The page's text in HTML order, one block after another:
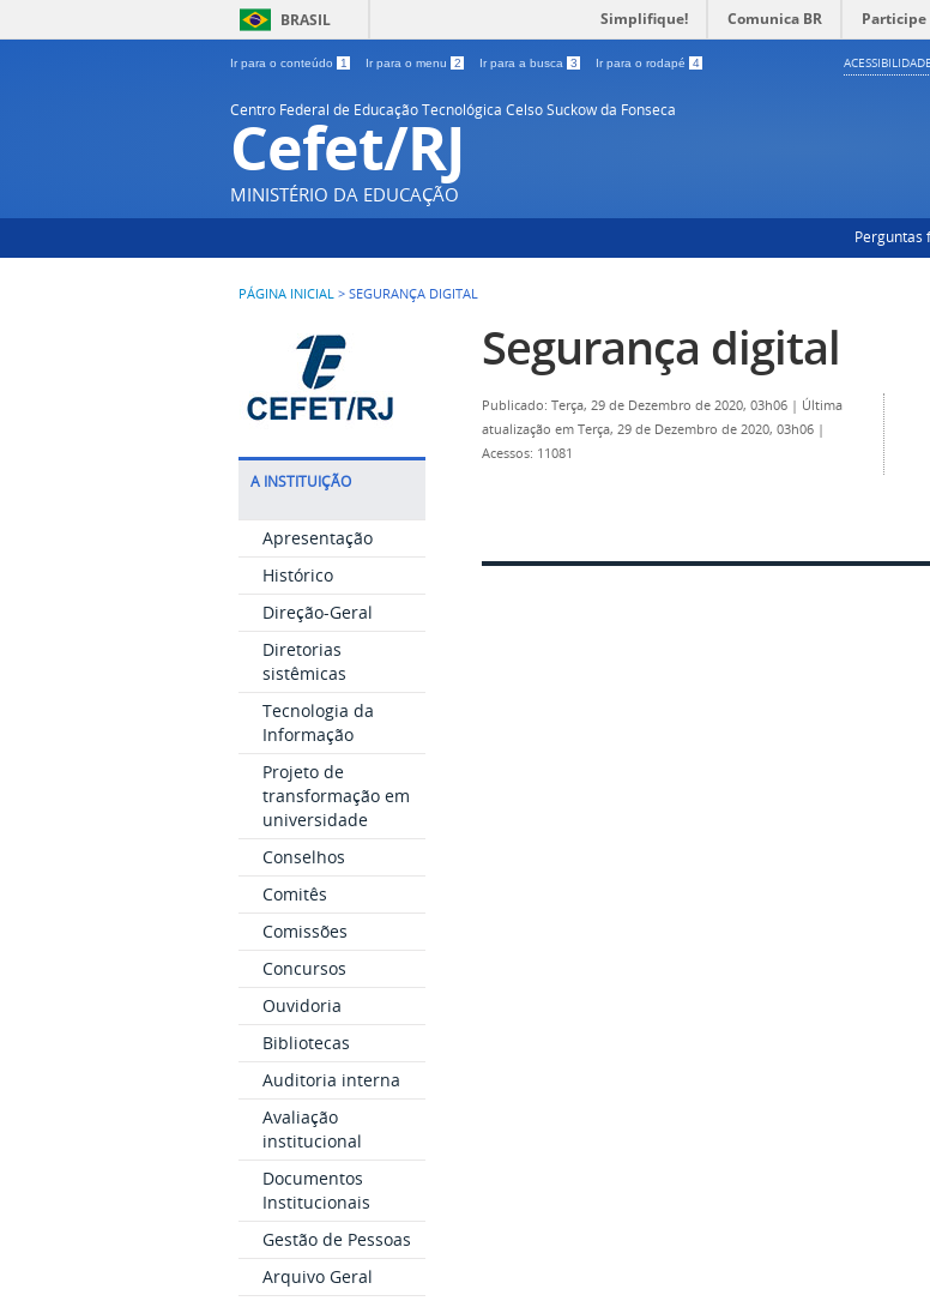
BRASIL Simplifique! Comunica BR Participe
Ir para o conteúdo 1 Ir para o menu 2 Ir para a busca 3 Ir para o rodapé 4 ACESSIBILIDADE
Centro Federal de Educação Tecnológica Celso Suckow da Fonseca
Cefet/RJ
MINISTÉRIO DA EDUCAÇÃO
Perguntas
PÁGINA INICIAL > SEGURANÇA DIGITAL
A INSTITUIÇÃO
Apresentação
Histórico
Direção-Geral
Diretorias
sistêmicas
Tecnologia da
Informação
Projeto de
transformação em
universidade
Conselhos
Comitês
Comissões
Concursos
Ouvidoria
Bibliotecas
Auditoria interna
Avaliação
institucional
Documentos
Institucionais
Gestão de Pessoas
Arquivo Geral
Segurança digital
Publicado: Terça, 29 de Dezembro de 2020, 03h06 | Última
atualização em Terça, 29 de Dezembro de 2020, 03h06 |
Acessos: 11081